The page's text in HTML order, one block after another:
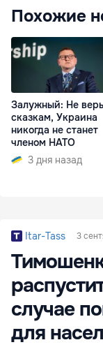
Похожие
Залужный: Не
сказкам, Украина
никогда не станет
членом НАТО
3 дня назад
Itar-Tass 3
случае
для